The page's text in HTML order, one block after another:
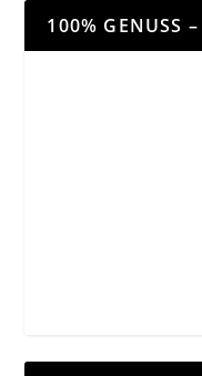
100% GENUSS